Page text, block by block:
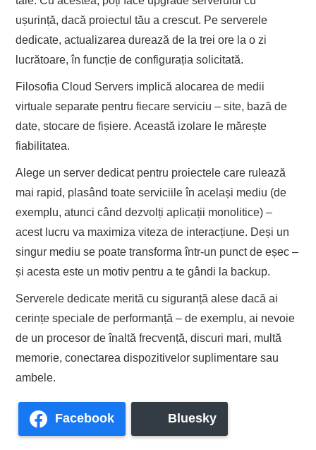
ușurință, dacă proiectul tău a crescut. Pe serverele
dedicate, actualizarea durează de la trei ore la o zi
lucrătoare, în funcție de configurația solicitată.
Filosofia Cloud Servers implică alocarea de medii
virtuale separate pentru fiecare serviciu – site, bază de
date, stocare de fișiere. Această izolare le mărește
fiabilitatea.
Alege un server dedicat pentru proiectele care rulează
mai rapid, plasând toate serviciile în același mediu (de
exemplu, atunci când dezvolți aplicații monolitice) –
acest lucru va maximiza viteza de interacțiune. Deși un
singur mediu se poate transforma într-un punct de eșec –
și acesta este un motiv pentru a te gândi la backup.
Serverele dedicate merită cu siguranță alese dacă ai
cerințe speciale de performanță – de exemplu, ai nevoie
de un procesor de înaltă frecvență, discuri mari, multă
memorie, conectarea dispozitivelor suplimentare sau
ambele.
Facebook Bluesky